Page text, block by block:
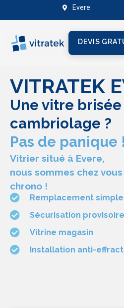
Evere
DEVIS
VITRATEK
Une vitre brisée
cambriolage ?
Pas de panique !
Vitrier situé à Evere,
nous sommes chez
chrono !
Remplacement
Sécurisation provisoire
Vitrine magasin
Installation anti-